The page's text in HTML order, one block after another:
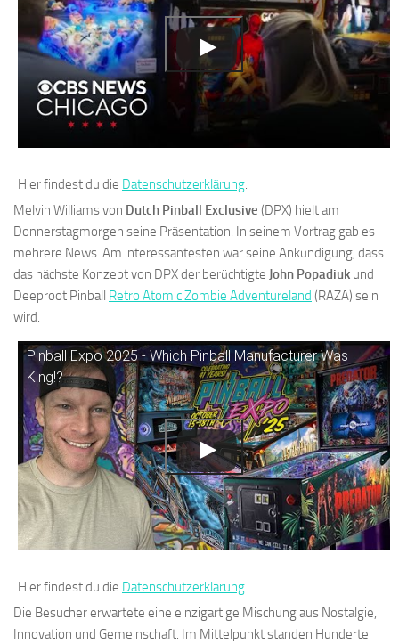
Hier findest du die Datenschutzerklärung.
Melvin Williams von Dutch Pinball Exclusive (DPX) hielt am
Donnerstagmorgen seine Präsentation. In seinem Vortrag gab es
mehrere News. Am interessantesten war seine Ankündigung, dass
das nächste Konzept von DPX der berüchtigte John Popadiuk und
Deeproot Pinball Retro Atomic Zombie Adventureland (RAZA) sein
wird.
Pinball Expo 2025 - Which Pinball Manufacturer Was
King!?
Hier findest du die Datenschutzerklärung.
Die Besucher erwartete eine einzigartige Mischung aus Nostalgie,
Innovation und Gemeinschaft. Im Mittelpunkt standen Hunderte